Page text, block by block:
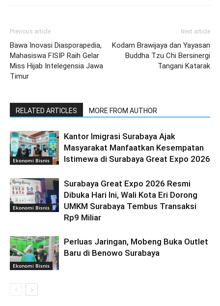
Previous article
Bawa Inovasi Diasporapedia,
Mahasiswa FISIP Raih Gelar
Miss Hijab Intelegensia Jawa
Timur
Next article
Kodam Brawijaya dan Yayasan
Buddha Tzu Chi Bersinergi
Tangani Katarak
RELATED ARTICLES MORE FROM AUTHOR
Ekonomi Bisnis
Kantor Imigrasi Surabaya Ajak
Masyarakat Manfaatkan Kesempatan
Istimewa di Surabaya Great Expo 2026
Ekonomi Bisnis
Surabaya Great Expo 2026 Resmi
Dibuka Hari Ini, Wali Kota Eri Dorong
UMKM Surabaya Tembus Transaksi
Rp9 Miliar
Ekonomi Bisnis
Perluas Jaringan, Mobeng Buka Outlet
Baru di Benowo Surabaya